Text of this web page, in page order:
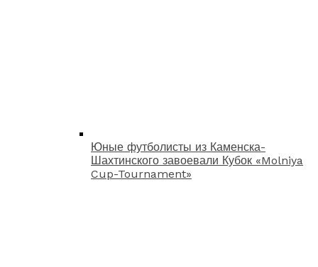
Юные футболисты из Каменска-
Шахтинского завоевали Кубок «Molniya
Cup-Tournament»